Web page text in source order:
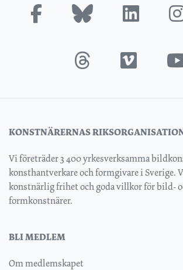
KONSTNÄRERNAS
Vi företräder 3 400 yrkesverksamma
konsthantverkare och formgivare i Sverige.
konstnärlig frihet och goda villkor för bild-
formkonstnärer.
BLI MEDLEM
Om medlemskapet